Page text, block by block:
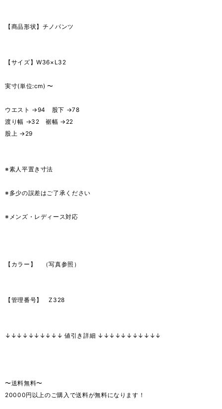
【商品形状】チノパンツ
【サイズ】W36×L32
実寸(単位:cm) 〜
ウエスト →94 股下 →78
渡り幅 →32 裾幅 →22
股上 →29
※素人平置き寸法
※多少の誤差はご了承ください
※メンズ・レディース対応
【カラー】 （写真参照）
【管理番号】 Z328
↓↓↓↓↓↓↓↓↓↓ 値引き詳細 ↓↓↓↓↓↓↓↓↓↓↓
〜送料無料〜
20000円以上のご購入で送料が無料になります！